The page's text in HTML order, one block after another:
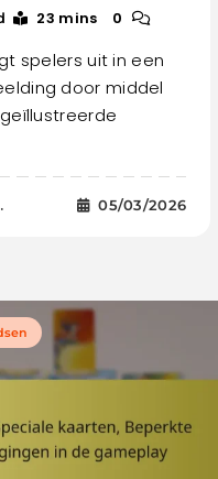
23 mins 0
spelers uit in een
door middel
05/03/2026